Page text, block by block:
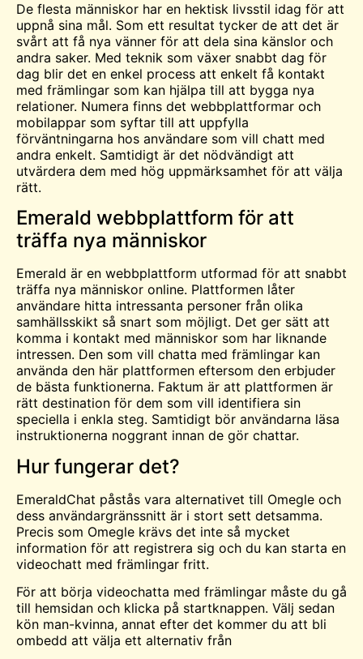
De flesta människor har en hektisk livsstil idag för att
uppnå sina mål. Som ett resultat tycker de att det är
svårt att få nya vänner för att dela sina känslor och
andra saker. Med teknik som växer snabbt dag för
dag blir det en enkel process att enkelt få kontakt
med främlingar som kan hjälpa till att bygga nya
relationer. Numera finns det webbplattformar och
mobilappar som syftar till att uppfylla
förväntningarna hos användare som vill chatt med
andra enkelt. Samtidigt är det nödvändigt att
utvärdera dem med hög uppmärksamhet för att välja
rätt.
Emerald webbplattform för att
träffa nya människor
Emerald är en webbplattform utformad för att snabbt
träffa nya människor online. Plattformen låter
användare hitta intressanta personer från olika
samhällsskikt så snart som möjligt. Det ger sätt att
komma i kontakt med människor som har liknande
intressen. Den som vill chatta med främlingar kan
använda den här plattformen eftersom den erbjuder
de bästa funktionerna. Faktum är att plattformen är
rätt destination för dem som vill identifiera sin
speciella i enkla steg. Samtidigt bör användarna läsa
instruktionerna noggrant innan de gör chattar.
Hur fungerar det?
EmeraldChat påstås vara alternativet till Omegle och
dess användargränssnitt är i stort sett detsamma.
Precis som Omegle krävs det inte så mycket
information för att registrera sig och du kan starta en
videochatt med främlingar fritt.
För att börja videochatta med främlingar måste du gå
till hemsidan och klicka på startknappen. Välj sedan
kön man-kvinna, annat efter det kommer du att bli
ombedd att välja ett alternativ från